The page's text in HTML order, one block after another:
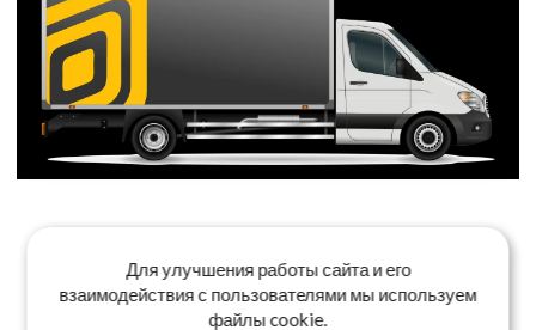
Для улучшения работы сайта и его
взаимодействия с пользователями мы используем
файлы cookie.